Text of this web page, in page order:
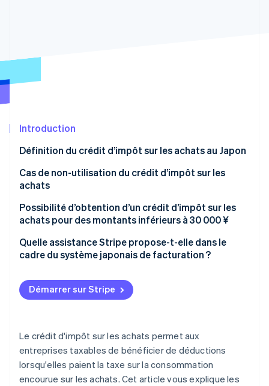
Atlas
Climate
Vérification de l'identité
Découvrez comment Stripe construit l’infrastructure
Regarder la vidéo
Introduction
Définition du crédit d’impôt sur les achats au Japon
Achats éligibles au crédit d’impôt
Cas de non-utilisation du crédit d’impôt sur les
achats
Présentation des mesures transitoires pour les
transactions réalisées avec des entreprises
Possibilité d’obtention d’un crédit d’impôt sur les
achats pour des montants inférieurs à 30 000 ¥
Exemption de l’obligation d’émettre des factures
admissibles pour les montants inférieurs à 30 000 ¥
Exception pour les petits montants
Quelle assistance Stripe propose-t-elle dans le
cadre du système japonais de facturation ?
Démarrer sur Stripe
Le crédit d'impôt sur les achats permet aux
entreprises taxables de bénéficier de déductions
lorsqu'elles paient la taxe sur la consommation
encourue sur les achats. Cet article vous explique les